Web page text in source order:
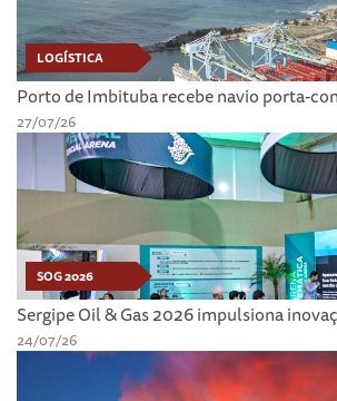
LOGÍSTICA
Porto de Imbituba recebe navio porta-
27/07/26
SOG 2026
Sergipe Oil & Gas 2026 impulsiona
24/07/26